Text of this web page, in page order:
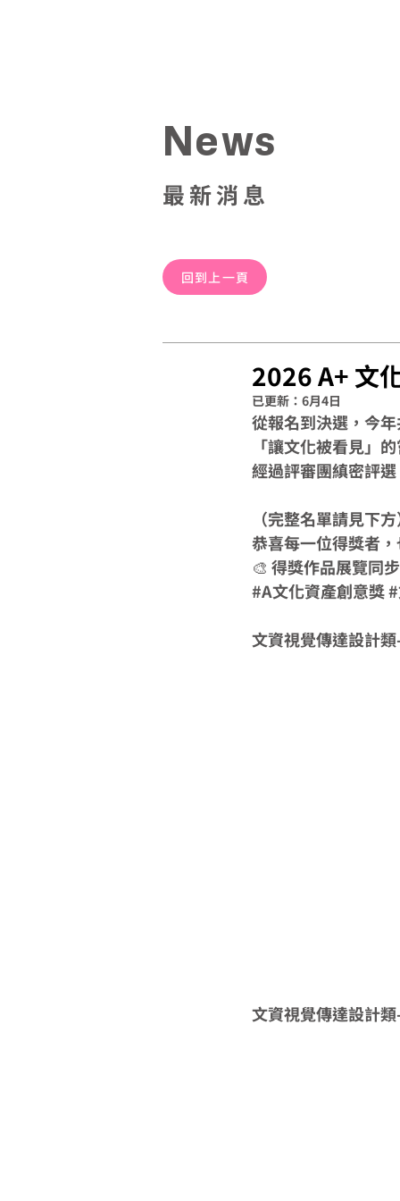
News
最新消息
回到上一頁
2026 A+ 文
已更新： 6月4日
從報名到決選，今
「讓文化被看見」
經過評審團縝密評
（完整名單請見下
恭喜每一位得獎者
🎨 得獎作品展覽同
#A文化資產創意獎
文資視覺傳達設計
文資視覺傳達設計